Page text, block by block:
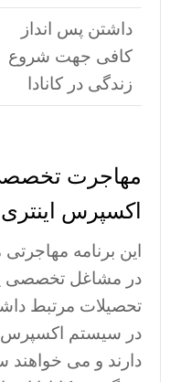
داشتن پس انداز
کافی جهت شروع
زندگی در کانادا
مهاجرت
اکسپرس اینتری
این برنامه
در مشاغل تخصصی
تحصیلات مرتبط
در سیستم اکسپرس
دارند و می خواهند